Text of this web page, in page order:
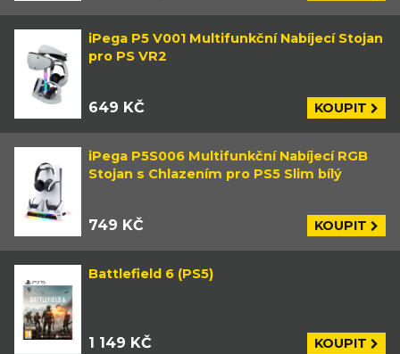
iPega P5 V001 Multifunkční Nabíjecí Stojan
pro PS VR2
649 KČ KOUPIT
iPega P5S006 Multifunkční Nabíjecí RGB
Stojan s Chlazením pro PS5 Slim bílý
749 KČ KOUPIT
Battlefield 6 (PS5)
1 149 KČ KOUPIT